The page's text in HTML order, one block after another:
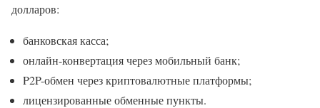
долларов:
банковская касса;
онлайн-конвертация через мобильный банк;
P2P-обмен через криптовалютные платформы;
лицензированные обменные пункты.